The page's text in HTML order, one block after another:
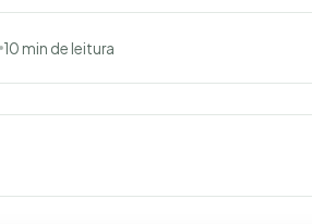
10 min de leitura